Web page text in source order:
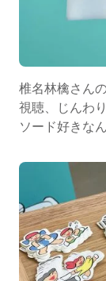
椎名林檎さん
視聴、じんわ
ソード好きな